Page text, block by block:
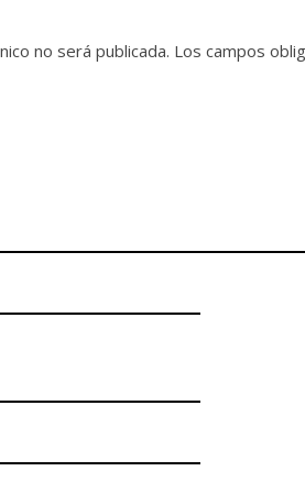
no será publicada. Los campos